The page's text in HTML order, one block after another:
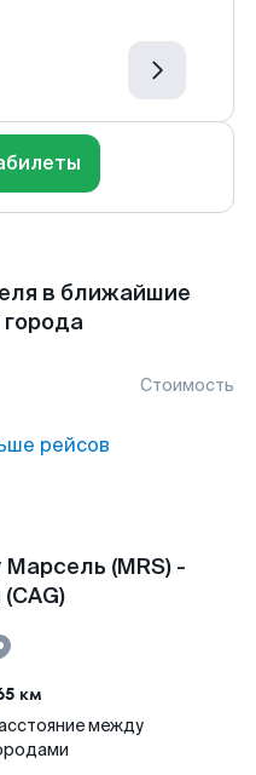
в ближайшие
Стоимость
рейсов
(MRS) -
км
между